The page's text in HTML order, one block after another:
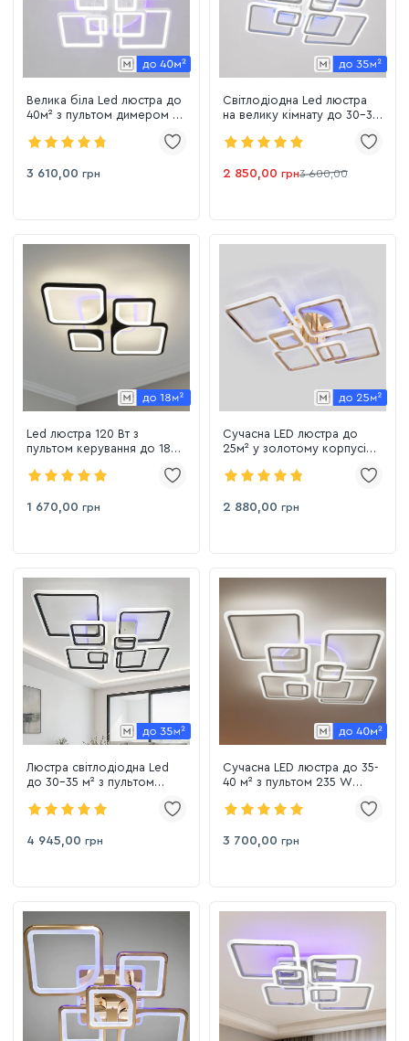
Велика біла Led люстра до
40м² з пультом димером та
(8160/8WH LED 3color)
3 610,00 грн
Світлодіодна Led люстра
на велику кімнату до 30-35
Infinity White
2 850,00 грн3 600,00
Led люстра 120 Вт з
пультом керування до 18
1 670,00 грн
Сучасна LED люстра до
25м² у золотому корпусі
2 880,00 грн
Люстра світлодіодна Led
до 30-35 м² з пультом
біла (1140/8 BK)
4 945,00 грн
Сучасна LED люстра до 35-
40 м² з пультом 235 W
3 700,00 грн